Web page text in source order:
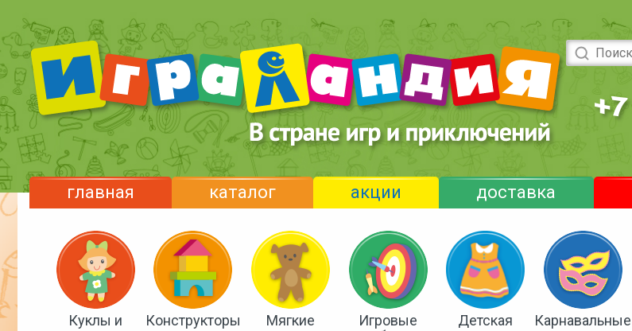
главная каталог акции доставка
Куклы и
Конструкторы
Мягкие
Игровые
Детская
Карнавальные